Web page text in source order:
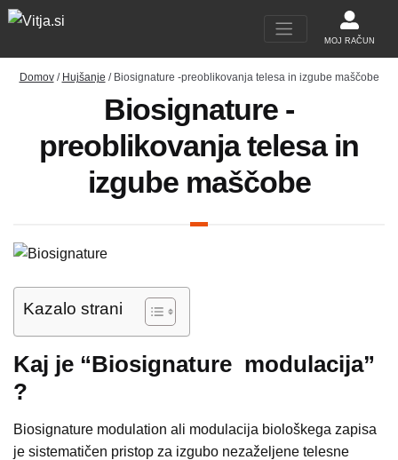
MOJ RAČUN
Domov/ Hujšanje / Biosignature -preoblikovanja telesa in izgube maščobe
Biosignature -
preoblikovanja telesa in
izgube maščobe
Kazalo strani
Kaj je “Biosignature modulacija”
?
Biosignature modulation ali modulacija biološkega zapisa
je sistematičen pristop za izgubo nezaželjene telesne